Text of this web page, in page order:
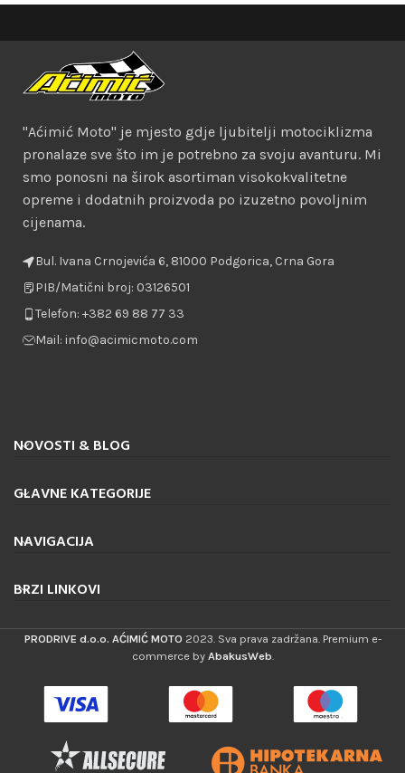
"Aćimić Moto" je mjesto gdje ljubitelji motociklizma
pronalaze sve što im je potrebno za svoju avanturu. Mi
smo ponosni na širok asortiman visokokvalitetne
opreme i dodatnih proizvoda po izuzetno povoljnim
cijenama.
Bul. Ivana Crnojevića 6, 81000 Podgorica, Crna Gora
PIB/Matični broj: 03126501
Telefon: +382 69 88 77 33
Mail: info@acimicmoto.com
NOVOSTI & BLOG
GLAVNE KATEGORIJE
NAVIGACIJA
BRZI LINKOVI
PRODRIVE d.o.o. AĆIMIĆ MOTO 2023. Sva prava zadržana. Premium e-
commerce by AbakusWeb.